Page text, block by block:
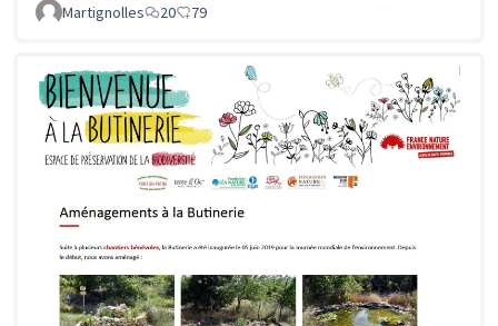
Martignolles
20 79